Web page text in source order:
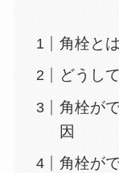
角栓と
どうし
角栓が
因
角栓が